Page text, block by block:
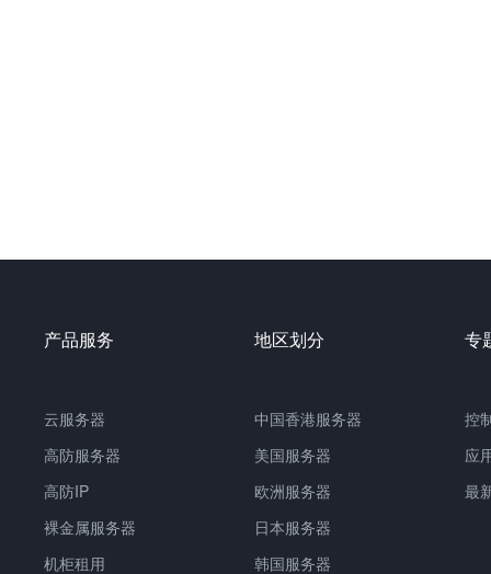
产品服务
云服务器
高防服务器
高防IP
裸金属服务器
机柜租用
地区划分
中国香港服务器
美国服务器
欧洲服务器
日本服务器
韩国服务器
专
控
应
最